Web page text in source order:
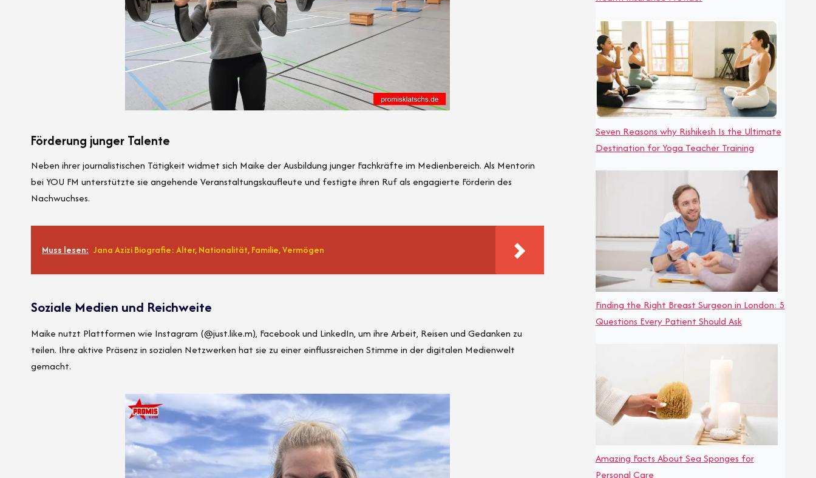
Förderung junger Talente
Neben ihrer journalistischen Tätigkeit widmet sich Maike der Ausbildung junger Fachkräfte im Medienbereich. Als Mentorin
bei YOU FM unterstützte sie angehende Veranstaltungskaufleute und festigte ihren Ruf als engagierte Förderin des
Nachwuchses.
Muss lesen: Jana Azizi Biografie: Alter, Nationalität, Familie, Vermögen
Soziale Medien und Reichweite
Maike nutzt Plattformen wie Instagram (@just.like.m), Facebook und LinkedIn, um ihre Arbeit, Reisen und Gedanken zu
teilen. Ihre aktive Präsenz in sozialen Netzwerken hat sie zu einer einflussreichen Stimme in der digitalen Medienwelt
gemacht.
Seven Reasons why Rishikesh Is the Ultimate
Destination for Yoga Teacher Training
Finding the Right Breast Surgeon in London: 5
Questions Every Patient Should Ask
Amazing Facts About Sea Sponges for
Personal Care